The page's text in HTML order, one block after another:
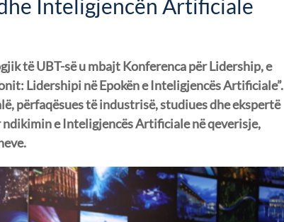
Inteligjencën Artificiale
të UBT-së u mbajt Konferenca për Lidership, e
Lidershipi në Epokën e Inteligjencës Artificiale”.
përfaqësues të industrisë, studiues dhe ekspertë
e Inteligjencës Artificiale në qeverisje,